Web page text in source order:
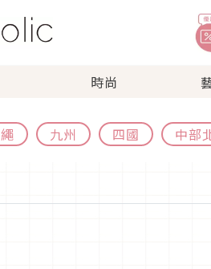
時尚
九州 四國 中部